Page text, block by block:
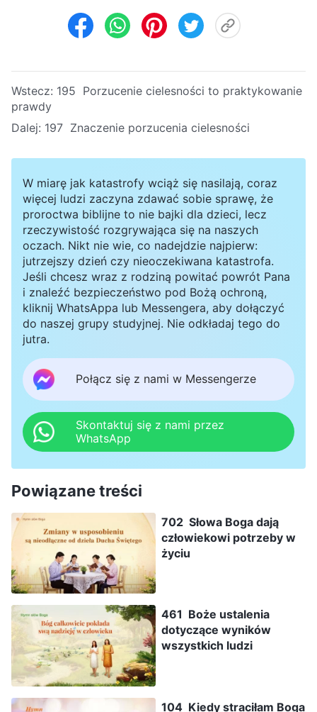
Wstecz: 195 Porzucenie cielesności to praktykowanie
prawdy
Dalej: 197 Znaczenie porzucenia cielesności
W miarę jak katastrofy wciąż się nasilają, coraz
więcej ludzi zaczyna zdawać sobie sprawę, że
proroctwa biblijne to nie bajki dla dzieci, lecz
rzeczywistość rozgrywająca się na naszych
oczach. Nikt nie wie, co nadejdzie najpierw:
jutrzejszy dzień czy nieoczekiwana katastrofa.
Jeśli chcesz wraz z rodziną powitać powrót Pana
i znaleźć bezpieczeństwo pod Bożą ochroną,
kliknij WhatsAppa lub Messengera, aby dołączyć
do naszej grupy studyjnej. Nie odkładaj tego do
jutra.
Połącz się z nami w Messengerze
Skontaktuj się z nami przez
WhatsApp
Powiązane treści
702 Słowa Boga dają
człowiekowi potrzeby w
życiu
461 Boże ustalenia
dotyczące wyników
wszystkich ludzi
104 Kiedy straciłam Boga